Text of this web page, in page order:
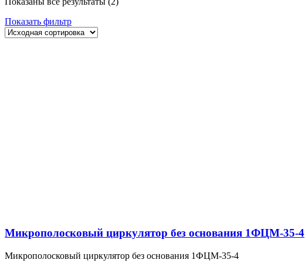
Показать фильтр
Микрополосковый циркулятор без основания 1ФЦМ-35-4
Микрополосковый циркулятор без основания 1ФЦМ-35-4